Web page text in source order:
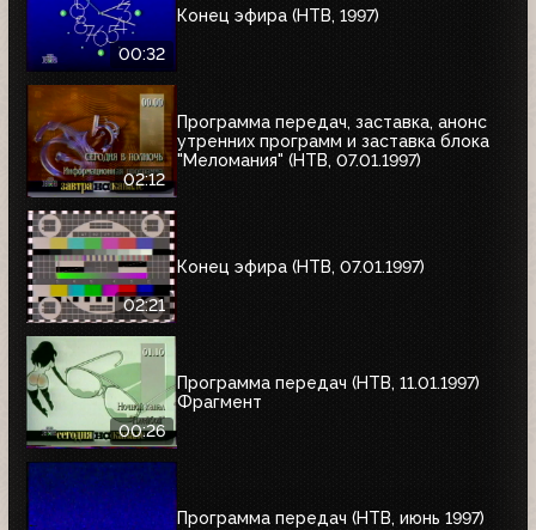
00:32
Конец эфира (НТВ, 1997)
02:12
Программа передач, заставка, анонс
утренних программ и заставка блока
"Меломания" (НТВ, 07.01.1997)
02:21
Конец эфира (НТВ, 07.01.1997)
00:26
Программа передач (НТВ, 11.01.1997)
Фрагмент
Программа передач (НТВ, июнь 1997)